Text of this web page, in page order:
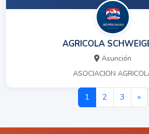
AGRICOLA
Asunción
ASOCIACION
1 2 3 »